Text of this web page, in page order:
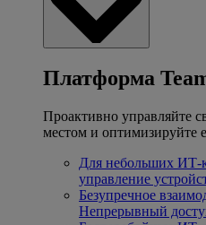
Платформа
Проактивно управляйте
местом и оптимизируйте
Для небольших ИТ-
управление
Безупречное
Непрерывный